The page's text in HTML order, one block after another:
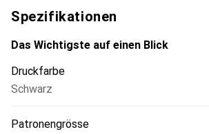
und Grafiken. Die einfache Installation
Kompatibilität mit verschiedenen Epson-
diese Patrone zu einer praktischen Wahl
Verwendung von Original-Epson-Tinte
zudem, dass die Druckergebnisse den
Druckers nicht beeinträchtigt wird.
Spezifikationen
Das Wichtigste auf einen Blick
Druckfarbe
Schwarz
Patronengrösse